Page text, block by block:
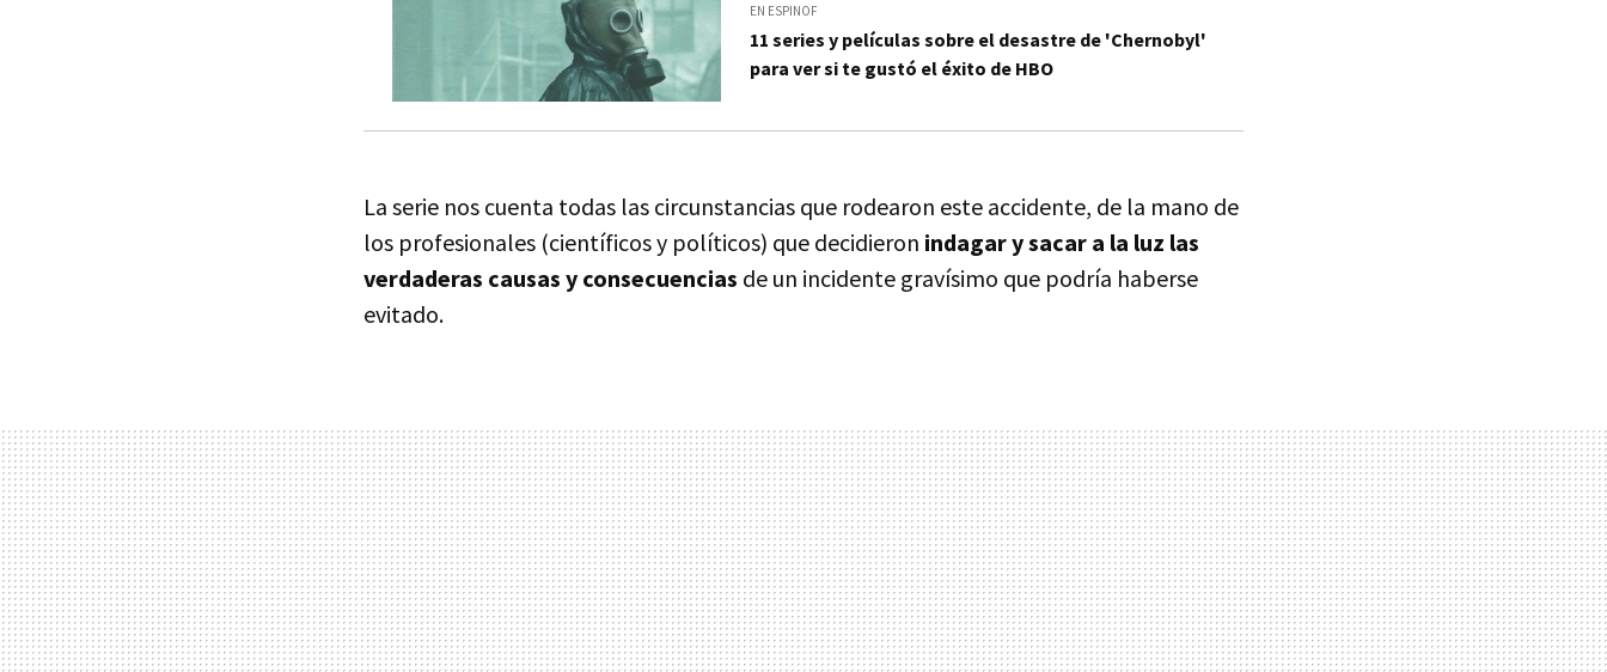
EN ESPINOF
11 series y películas sobre el desastre de 'Chernobyl'
para ver si te gustó el éxito de HBO
La serie nos cuenta todas las circunstancias que rodearon este accidente, de la mano de
los profesionales (científicos y políticos) que decidieron indagar y sacar a la luz las
verdaderas causas y consecuencias de un incidente gravísimo que podría haberse
evitado.